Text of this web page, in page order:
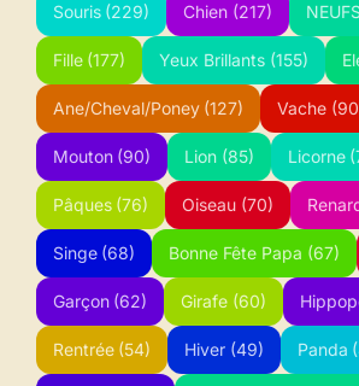
Souris (229) Chien (217)
Fille (177) Yeux Brillants (155)
Ane/Cheval/Poney (127) Vache
Mouton (90) Lion (85) Licorne
Pâques (76) Oiseau (70)
Singe (68) Bonne Fête Papa (67)
Garçon (62) Girafe (60)
Rentrée (54) Hiver (49) Panda